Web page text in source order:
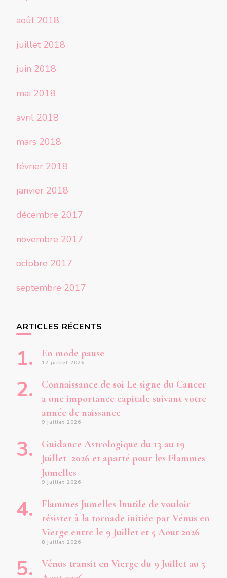
août 2018
juillet 2018
juin 2018
mai 2018
avril 2018
mars 2018
février 2018
janvier 2018
décembre 2017
novembre 2017
octobre 2017
septembre 2017
ARTICLES RÉCENTS
En mode pause
12 juillet 2026
Connaissance de soi Le signe du Cancer
a une importance capitale suivant votre
année de naissance
9 juillet 2026
Guidance Astrologique du 13 au 19
Juillet 2026 et aparté pour les Flammes
Jumelles
9 juillet 2026
Flammes Jumelles Inutile de vouloir
résister à la tornade initiée par Vénus en
Vierge entre le 9 Juillet et 5 Aout 2026
8 juillet 2026
Vénus transit en Vierge du 9 Juillet au 5